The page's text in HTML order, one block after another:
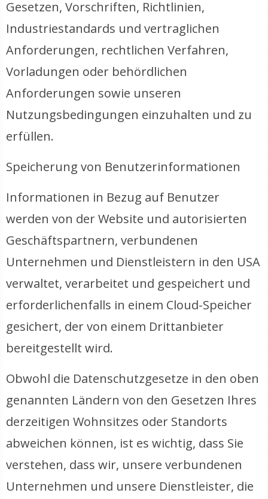
Gesetzen, Vorschriften, Richtlinien,
Industriestandards und vertraglichen
Anforderungen, rechtlichen Verfahren,
Vorladungen oder behördlichen
Anforderungen sowie unseren
Nutzungsbedingungen einzuhalten und zu
erfüllen.
Speicherung von Benutzerinformationen
Informationen in Bezug auf Benutzer
werden von der Website und autorisierten
Geschäftspartnern, verbundenen
Unternehmen und Dienstleistern in den USA
verwaltet, verarbeitet und gespeichert und
erforderlichenfalls in einem Cloud-Speicher
gesichert, der von einem Drittanbieter
bereitgestellt wird.
Obwohl die Datenschutzgesetze in den oben
genannten Ländern von den Gesetzen Ihres
derzeitigen Wohnsitzes oder Standorts
abweichen können, ist es wichtig, dass Sie
verstehen, dass wir, unsere verbundenen
Unternehmen und unsere Dienstleister, die